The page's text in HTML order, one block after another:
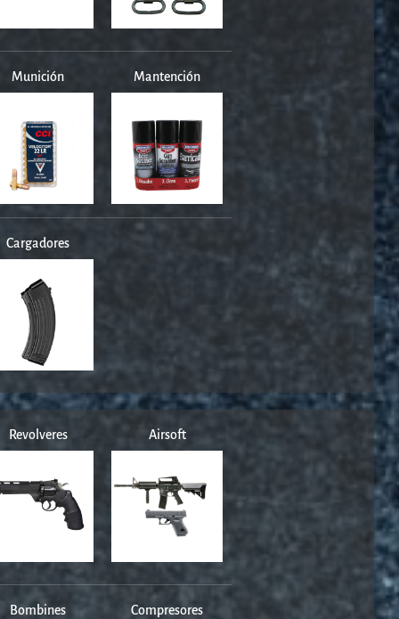
Munición Mantención
Cargadores
Revolveres Airsoft
Bombines Compresores